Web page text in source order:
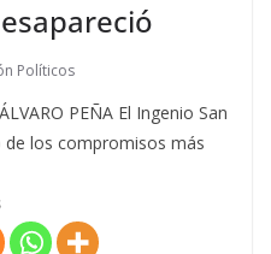
Políticos
PEÑA El Ingenio San
los compromisos más